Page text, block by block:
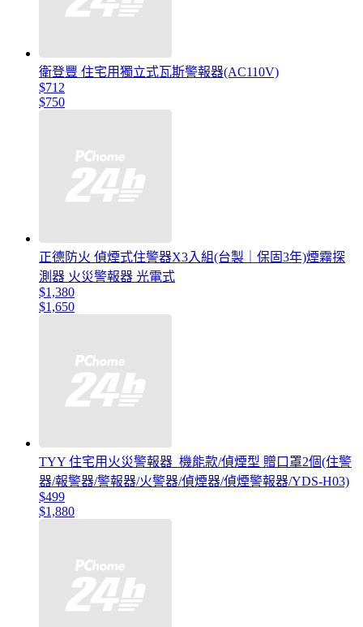
衛登豐 住宅用獨立式瓦斯警報器(AC110V)
$712
$750
正德防火 偵煙式住警器X3入組(台製｜保固3年)煙霧探
測器 火災警報器 光電式
$1,380
$1,650
TYY 住宅用火災警報器_機能款/偵煙型 贈口罩2個(住警
器/報警器/警報器/火警器/偵煙器/偵煙警報器/YDS-H03)
$499
$1,880